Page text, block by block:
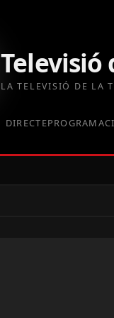
Televisió
LA TELEVISIÓ DE LA
DIRECTE